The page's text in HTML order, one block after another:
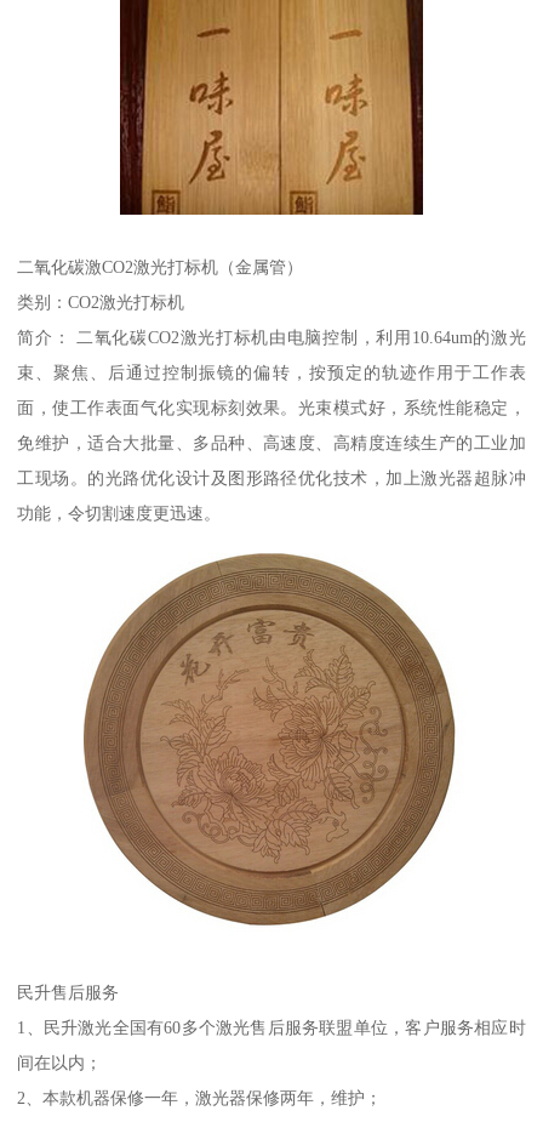
二氧化碳激CO2激光打标机（金属管）
类别：CO2激光打标机
简介： 二氧化碳CO2激光打标机由电脑控制，利用10.64um的激光
束、聚焦、后通过控制振镜的偏转，按预定的轨迹作用于工作表
面，使工作表面气化实现标刻效果。光束模式好，系统性能稳定，
免维护，适合大批量、多品种、高速度、高精度连续生产的工业加
工现场。的光路优化设计及图形路径优化技术，加上激光器超脉冲
功能，令切割速度更迅速。
民升售后服务
1、民升激光全国有60多个激光售后服务联盟单位，客户服务相应时
间在以内；
2、本款机器保修一年，激光器保修两年，维护；